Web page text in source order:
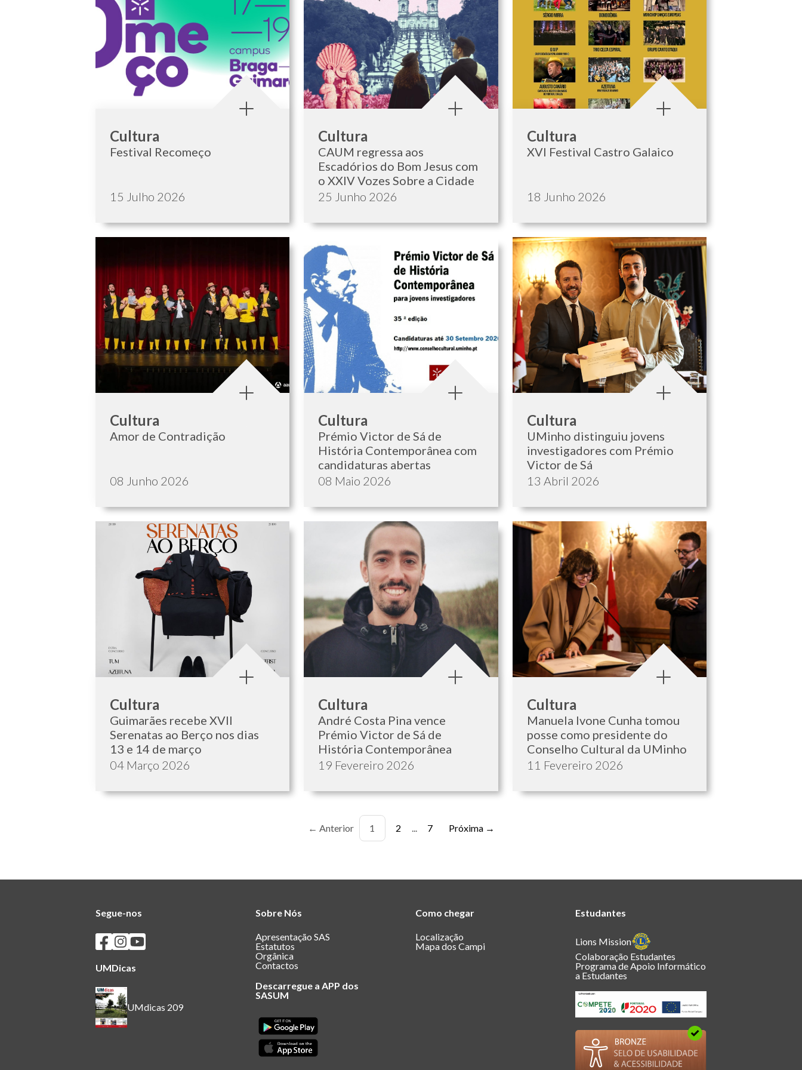
Categoria:
Cultura
Festival Recomeço
Data de publicação:
15 Julho 2026
Categoria:
Cultura
CAUM regressa aos
Escadórios do Bom Jesus com
o XXIV Vozes Sobre a Cidade
Data de publicação:
25 Junho 2026
Categoria:
Cultura
XVI Festival Castro Galaico
Data de publicação:
18 Junho 2026
Categoria:
Cultura
Amor de Contradição
Data de publicação:
08 Junho 2026
Categoria:
Cultura
Prémio Victor de Sá de
História Contemporânea com
candidaturas abertas
Data de publicação:
08 Maio 2026
Categoria:
Cultura
UMinho distinguiu jovens
investigadores com Prémio
Victor de Sá
Data de publicação:
13 Abril 2026
Categoria:
Cultura
Guimarães recebe XVII
Serenatas ao Berço nos dias
13 e 14 de março
Data de publicação:
04 Março 2026
Categoria:
Cultura
André Costa Pina vence
Prémio Victor de Sá de
História Contemporânea
Data de publicação:
19 Fevereiro 2026
Categoria:
Cultura
Manuela Ivone Cunha tomou
posse como presidente do
Conselho Cultural da UMinho
Data de publicação:
11 Fevereiro 2026
← Ir para a página
Anterior Página atual:
1 Ir para a página
2 Ir para a página
7 Ir para a
Próxima→
Segue-nos
Seguir os SASUM no Facebook
Seguir os SASUM no Instagram
Seguir os SASUM no Youtube
UMDicas
UMdicas 209
Sobre Nós
Apresentação SAS
Estatutos
Orgânica
Contactos
Descarregue a APP dos
SASUM
Como chegar
Localização
Mapa dos Campi
Estudantes
Lions Mission
Colaboração Estudantes
Programa de Apoio Informático
a Estudantes